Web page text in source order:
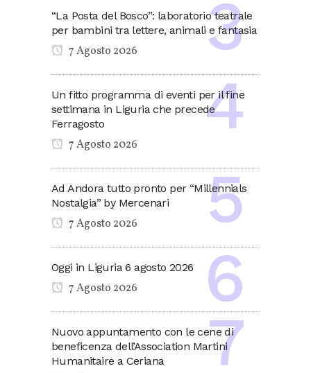
“La Posta del Bosco”: laboratorio teatrale
per bambini tra lettere, animali e fantasia
7 Agosto 2026
Un fitto programma di eventi per il fine
settimana in Liguria che precede
Ferragosto
7 Agosto 2026
Ad Andora tutto pronto per “Millennials
Nostalgia” by Mercenari
7 Agosto 2026
Oggi in Liguria 6 agosto 2026
7 Agosto 2026
Nuovo appuntamento con le cene di
beneficenza dell’Association Martini
Humanitaire a Ceriana